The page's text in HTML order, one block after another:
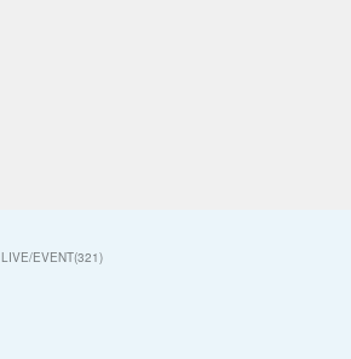
LIVE/EVENT(321)